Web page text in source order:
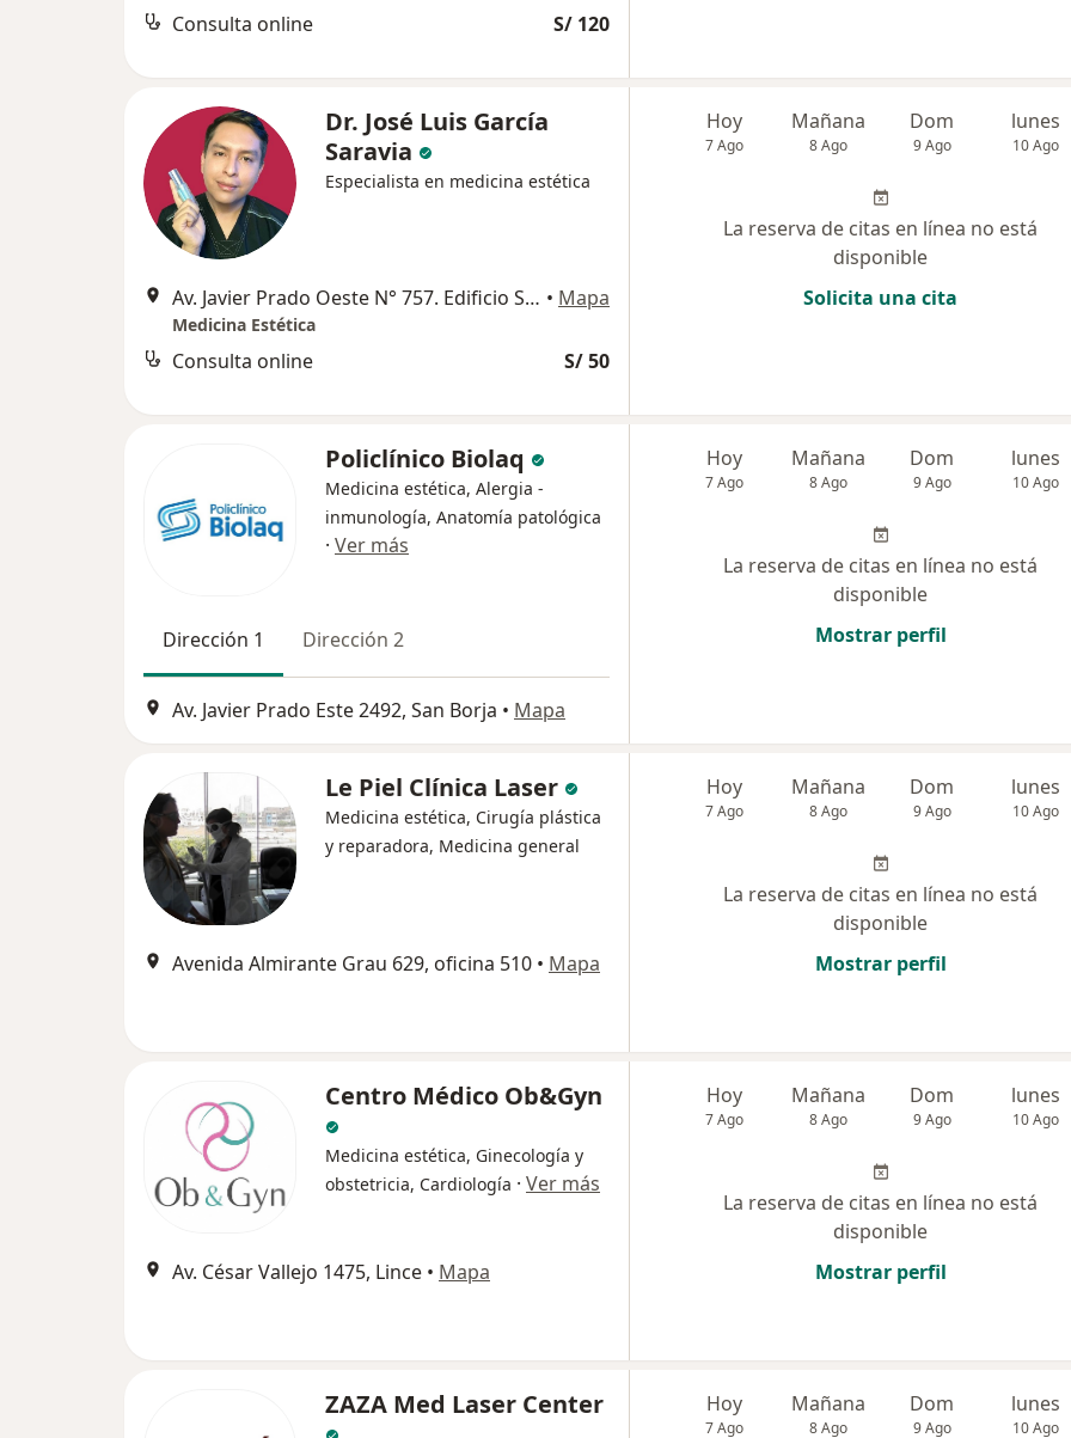
Consulta online S/ 120
Dr. José Luis García
Saravia
Especialista en medicina estética
Av. Javier Prado Oeste N° 757. Edificio Securitas, Oficina 1302, Magdalena del Mar • Mapa
Medicina Estética
Consulta online S/ 50
Hoy
7 Ago
Mañana
8 Ago
Dom
9 Ago
lunes
10 Ago
La reserva de citas en línea no está
disponible
Solicita una cita
Policlínico Biolaq
Medicina estética, Alergia -
inmunología, Anatomía patológica
· Ver más
Dirección 1 Dirección 2
Av. Javier Prado Este 2492, San Borja • Mapa
Hoy
7 Ago
Mañana
8 Ago
Dom
9 Ago
lunes
10 Ago
La reserva de citas en línea no está
disponible
Mostrar perfil
Le Piel Clínica Laser
Medicina estética, Cirugía plástica
y reparadora, Medicina general
Avenida Almirante Grau 629, oficina 510 • Mapa
Hoy
7 Ago
Mañana
8 Ago
Dom
9 Ago
lunes
10 Ago
La reserva de citas en línea no está
disponible
Mostrar perfil
Centro Médico Ob&Gyn
Medicina estética, Ginecología y
obstetricia, Cardiología · Ver más
Av. César Vallejo 1475, Lince • Mapa
Hoy
7 Ago
Mañana
8 Ago
Dom
9 Ago
lunes
10 Ago
La reserva de citas en línea no está
disponible
Mostrar perfil
ZAZA Med Laser Center Hoy
7 Ago
Mañana
8 Ago
Dom
9 Ago
lunes
10 Ago